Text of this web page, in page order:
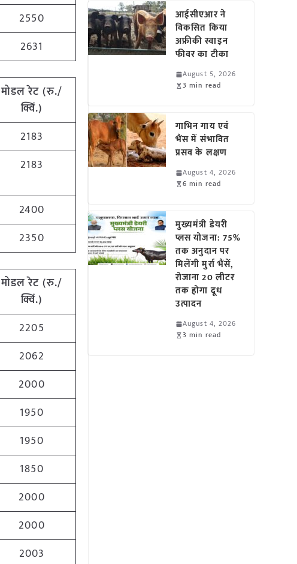
2550
2631
मोडल रेट (रु./
क्विं.)
2183
2183
2400
2350
मोडल रेट (रु./
क्विं.)
2205
2062
2000
1950
1950
1850
2000
2000
2003
आईसीएआर ने
विकसित किया
अफ्रीकी स्वाइन
फीवर का टीका
August 5, 2026
3 min read
गाभिन गाय एवं
भैंस में संभावित
प्रसव के लक्षण
August 4, 2026
6 min read
मुख्यमंत्री डेयरी
प्लस योजना: 75%
तक अनुदान पर
मिलेंगी मुर्रा भैंसें,
रोजाना 20 लीटर
तक होगा दूध
उत्पादन
August 4, 2026
3 min read